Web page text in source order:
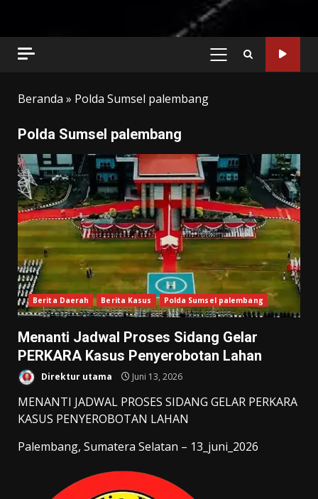
PRIMARY
Beranda » Polda Sumsel palembang
Polda Sumsel palembang
Berita Daerah Berita Kasus Polda Sumsel palembang
Menanti Jadwal Proses Sidang Gelar
PERKARA Kasus Penyerobotan Lahan
Direktur utama Juni 13, 2026
MENANTI JADWAL PROSES SIDANG GELAR PERKARA
KASUS PENYEROBOTAN LAHAN
Palembang, Sumatera Selatan – 13_juni_2026